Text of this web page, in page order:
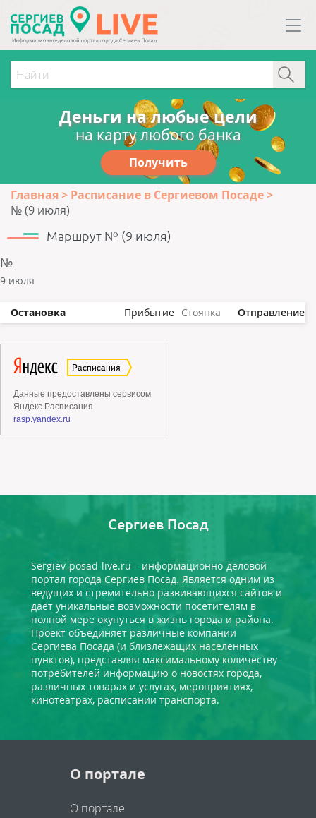
Деньги на любые цели
на карту любого банка
Получить
Главная
Расписание в Сергиевом Посаде
№ (9 июля)
Маршрут № (9 июля)
№
9 июля
Остановка Прибытие Стоянка Отправление
Сергиев Посад
Sergiev-posad-live.ru – информационно-деловой
портал города Сергиев Посад. Является одним из
ведущих и стремительно развивающихся сайтов и
даёт уникальные возможности посетителям в
полной мере окунуться в жизнь города и района.
Проект объединяет различные компании
Сергиева Посада (и близлежащих населенных
пунктов), представляя максимальному количеству
потребителей информацию о новостях города,
различных товарах и услугах, мероприятиях,
кинотеатрах, расписании транспорта.
О портале
О портале